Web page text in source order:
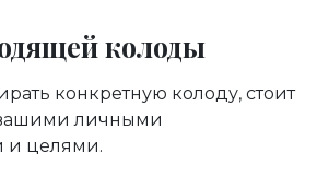
колоды
конкретную колоду, стоит
личными
и целями.